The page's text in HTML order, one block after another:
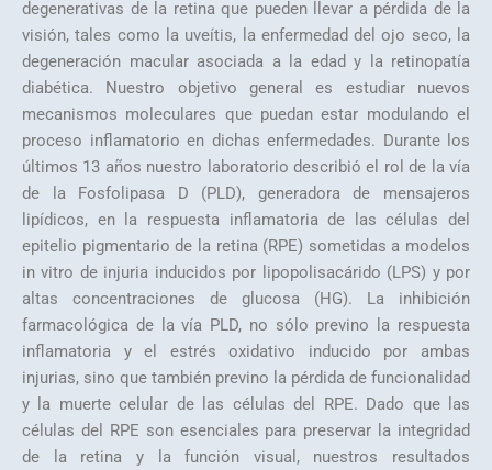
degenerativas de la retina que pueden llevar a pérdida de la
visión, tales como la uveítis, la enfermedad del ojo seco, la
degeneración macular asociada a la edad y la retinopatía
diabética. Nuestro objetivo general es estudiar nuevos
mecanismos moleculares que puedan estar modulando el
proceso inflamatorio en dichas enfermedades. Durante los
últimos 13 años nuestro laboratorio describió el rol de la vía
de la Fosfolipasa D (PLD), generadora de mensajeros
lipídicos, en la respuesta inflamatoria de las células del
epitelio pigmentario de la retina (RPE) sometidas a modelos
in vitro de injuria inducidos por lipopolisacárido (LPS) y por
altas concentraciones de glucosa (HG). La inhibición
farmacológica de la vía PLD, no sólo previno la respuesta
inflamatoria y el estrés oxidativo inducido por ambas
injurias, sino que también previno la pérdida de funcionalidad
y la muerte celular de las células del RPE. Dado que las
células del RPE son esenciales para preservar la integridad
de la retina y la función visual, nuestros resultados